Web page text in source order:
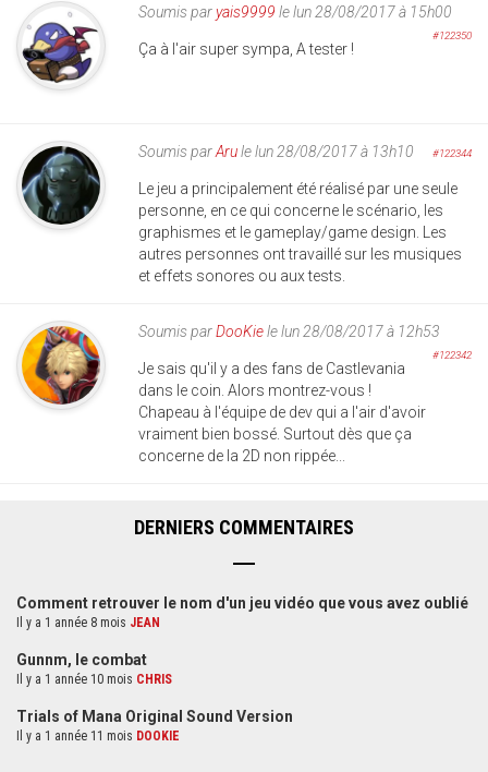
Soumis paryais9999 le lun 28/08/2017 à 15h00
#122350
Ça à l'air super sympa, A tester !
Soumis parArule lun 28/08/2017 à 13h10 #122344
Le jeu a principalement été réalisé par une seule
personne, en ce qui concerne le scénario, les
graphismes et le gameplay/game design. Les
autres personnes ont travaillé sur les musiques
et effets sonores ou aux tests.
Soumis parDooKiele lun 28/08/2017 à 12h53
#122342
Je sais qu'il y a des fans de Castlevania
dans le coin. Alors montrez-vous !
Chapeau à l'équipe de dev qui a l'air d'avoir
vraiment bien bossé. Surtout dès que ça
concerne de la 2D non rippée...
DERNIERS COMMENTAIRES
Comment retrouver le nom d'un jeu vidéo que vous avez oublié
Il y a 1 année 8 mois JEAN
Gunnm, le combat
Il y a 1 année 10 mois CHRIS
Trials of Mana Original Sound Version
Il y a 1 année 11 mois DOOKIE